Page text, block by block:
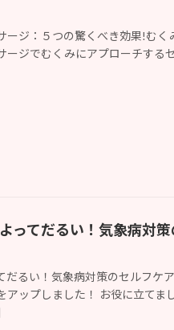
ージ：５つの驚くべき効果!む
ージでむくみにアプローチする
ってだるい！気象病対
だるい！気象病対策のセルフ
アップしました！ お役に立て